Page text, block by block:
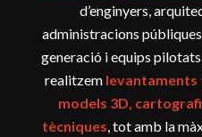
d’enginyers,
administracions
generació i equips
realitzem
models 3D,
tècniques , tot amb la